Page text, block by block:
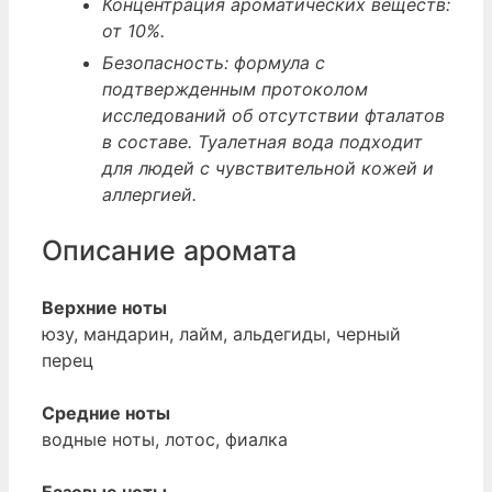
Концентрация ароматических веществ:
от 10%.
Безопасность: формула с
подтвержденным протоколом
исследований об отсутствии фталатов
в составе. Туалетная вода подходит
для людей с чувствительной кожей и
аллергией.
Описание аромата
Верхние ноты
юзу, мандарин, лайм, альдегиды, черный
перец
Средние ноты
водные ноты, лотос, фиалка